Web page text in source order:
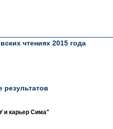
чтениях 2015 года
и карьер Сима"